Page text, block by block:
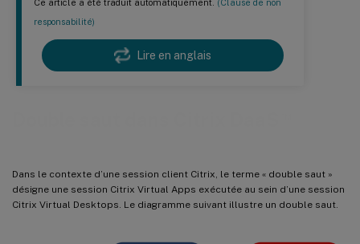
Ce article a été traduit automatiquement. (Clause de non
responsabilité)
Lire en anglais
Dans le contexte d’une session client Citrix, le terme « double saut »
désigne une session Citrix Virtual Apps exécutée au sein d’une session
Citrix Virtual Desktops. Le diagramme suivant illustre un double saut.